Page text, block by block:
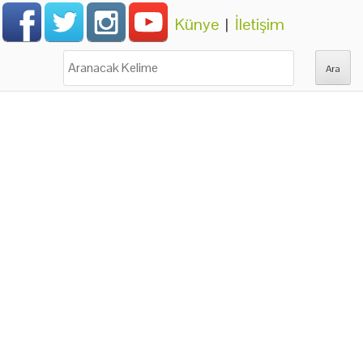
Künye | İletişim